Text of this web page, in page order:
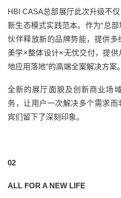
HBI CASA总部展厅此次升级不
新生态模式实践范本。作为“总
伙伴释放新的品牌势能，提供
美学×整体设计×无忧交付，提供
地应用落地”的高端全案解决方案。
全新的展厅面貌及创新商业场
务，让用户一次解决多个需求
宾们留下了深刻印象。
02
ALL FOR A NEW LIFE